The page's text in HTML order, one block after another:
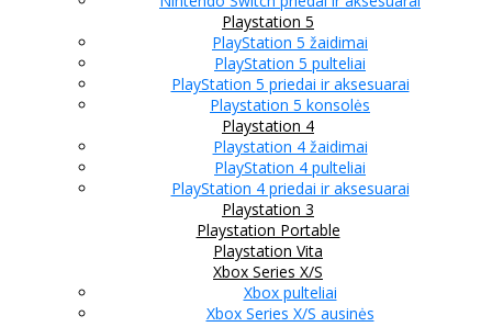
Playstation 5
PlayStation 5 žaidimai
PlayStation 5 pulteliai
PlayStation 5 priedai ir aksesuarai
Playstation 5 konsolės
Playstation 4
Playstation 4 žaidimai
PlayStation 4 pulteliai
PlayStation 4 priedai ir aksesuarai
Playstation 3
Playstation Portable
Playstation Vita
Xbox Series X/S
Xbox pulteliai
Xbox Series X/S ausinės